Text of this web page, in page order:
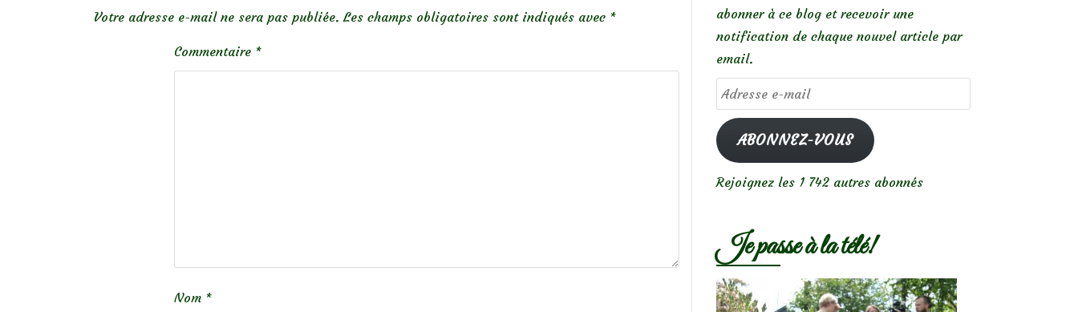
Votre adresse e-mail ne sera pas publiée. Les champs obligatoires sont indiqués avec *
Commentaire *
Nom *
abonner à ce blog et recevoir une
notification de chaque nouvel article par
email.
Adresse
e-
mailABONNEZ-VOUS
Rejoignez les 1 742 autres abonnés
Je passe à la télé!